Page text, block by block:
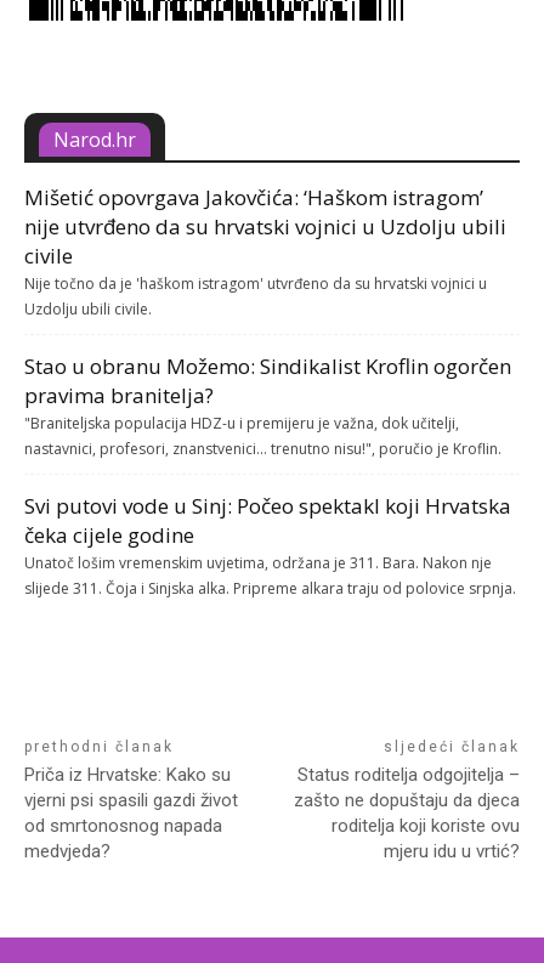
Narod.hr
Mišetić opovrgava Jakovčića: ‘Haškom istragom’
nije utvrđeno da su hrvatski vojnici u Uzdolju ubili
civile
Nije točno da je 'haškom istragom' utvrđeno da su hrvatski vojnici u
Uzdolju ubili civile.
Stao u obranu Možemo: Sindikalist Kroflin ogorčen
pravima branitelja?
"Braniteljska populacija HDZ-u i premijeru je važna, dok učitelji,
nastavnici, profesori, znanstvenici... trenutno nisu!", poručio je Kroflin.
Svi putovi vode u Sinj: Počeo spektakl koji Hrvatska
čeka cijele godine
Unatoč lošim vremenskim uvjetima, održana je 311. Bara. Nakon nje
slijede 311. Čoja i Sinjska alka. Pripreme alkara traju od polovice srpnja.
prethodni članak
Priča iz Hrvatske: Kako su
vjerni psi spasili gazdi život
od smrtonosnog napada
medvjeda?
sljedeći članak
Status roditelja odgojitelja –
zašto ne dopuštaju da djeca
roditelja koji koriste ovu
mjeru idu u vrtić?